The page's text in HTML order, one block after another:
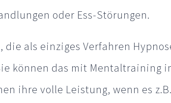
oder Ess-Störungen.
die als einziges Verfahren
können das mit Mentaltraining
ihre volle Leistung, wenn es